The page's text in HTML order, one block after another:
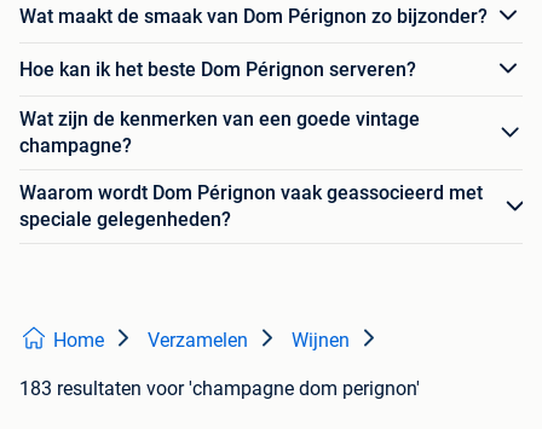
Wat maakt de smaak van Dom Pérignon zo bijzonder?
Hoe kan ik het beste Dom Pérignon serveren?
Wat zijn de kenmerken van een goede vintage
champagne?
Waarom wordt Dom Pérignon vaak geassocieerd met
speciale gelegenheden?
Home Verzamelen Wijnen
183 resultaten voor 'champagne dom perignon'